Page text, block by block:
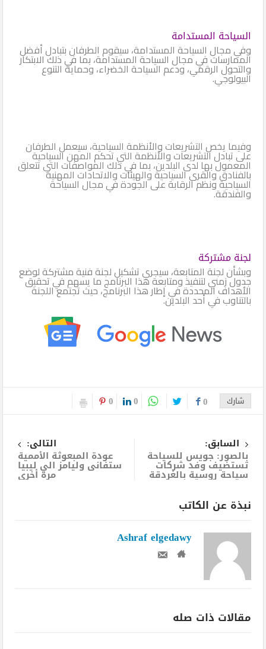
السياحة المستدامة
وفي مجال السياحة المستدامة، سيقوم الطرفان بتبادل أفضل
الممارسات في مجال السياحة المستدامة، بما في ذلك الابتكار
والتحول الرقمي، ودعم السياحة الخضراء، وحماية التنوع
البيولوجي.
وفيما يخص التشريعات والأنظمة السياحية، سيعمل الطرفان
على تبادل التشريعات والأنظمة التي تحكم المهن السياحية
المعمول بها لدى البلدين، بما في ذلك المواصفات التي تتعلق
بالفنادق والقرى السياحية والهيئات والاتحادات المهنية
السياحية ونظم الرقابة على الجودة في مجال السياحة
والفندقة.
لجنة مشتركة
وبشأن لجنة المتابعة، سيجري تشكيل لجنة فنية مشتركة لوضع
جدول زمني لتنفيذ ومتابعة هذا البرنامج ما يسهم في تحقيق
الأهداف المحددة في إطار هذا البرنامج، حيث تجتمع اللجنة
بالتناوب في أحد البلدين.
شارك 0
0
0
السابق:
بالصور: جويس للسياحة
تستضيف وفد شركات
سياحة روسية بالغردقة
التالى:
عودة المبعوثة الأممية
ستفانى وليامز الي ليبيا
مرة أخري
نبذة عن الكاتب
Ashraf elgedawy
مقالات ذات صله